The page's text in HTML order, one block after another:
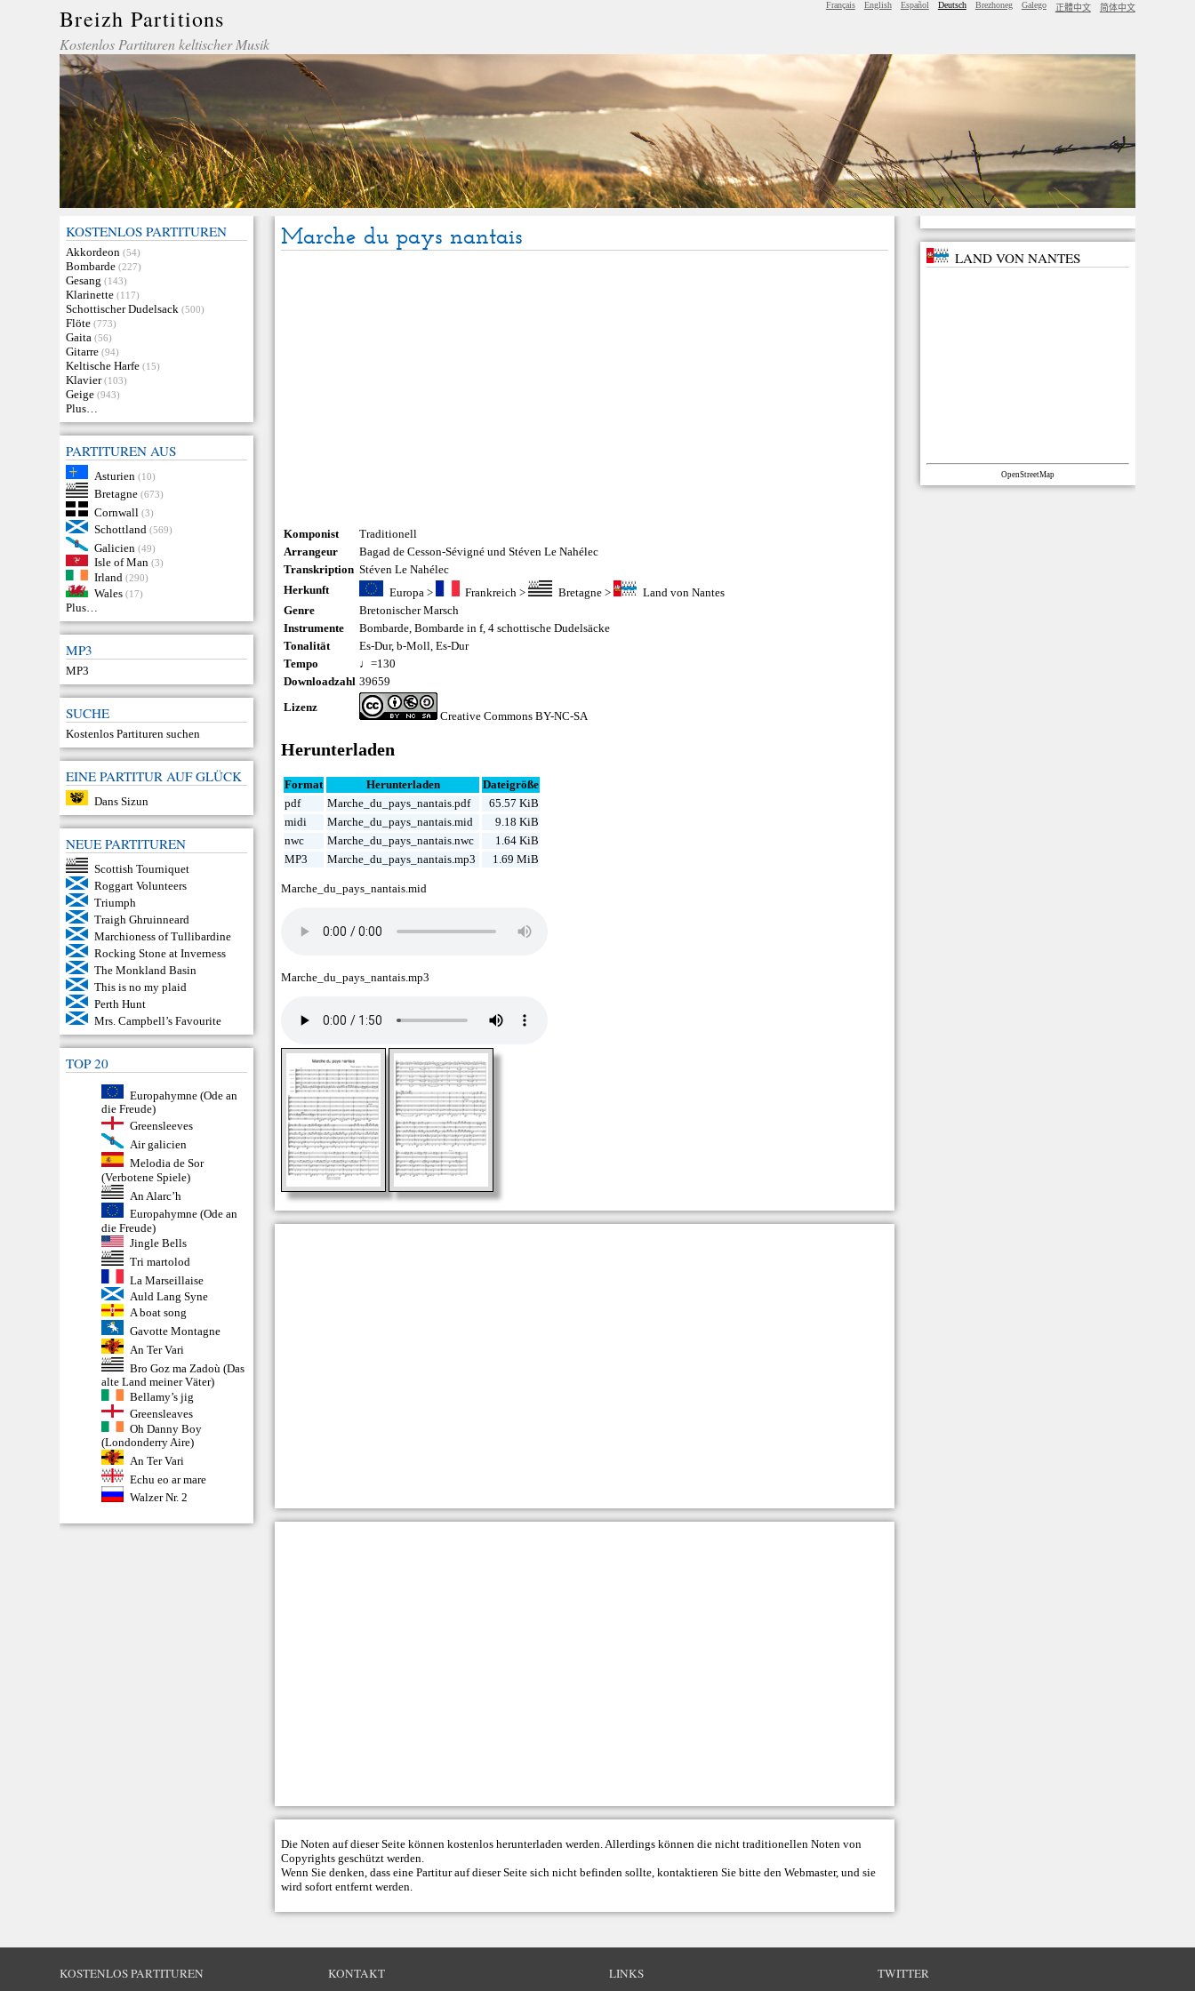
Breizh Partitions
Kostenlos Partituren keltischer Musik
Français English Español Deutsch Brezhoneg Galego 正體中文 简体中文
KOSTENLOS PARTITUREN
Akkordeon (54)
Bombarde (227)
Gesang (143)
Klarinette (117)
Schottischer Dudelsack (500)
Flöte (773)
Gaita (56)
Gitarre (94)
Keltische Harfe (15)
Klavier (103)
Geige (943)
Plus…
PARTITUREN AUS
Asturien (10)
Bretagne (673)
Cornwall (3)
Schottland (569)
Galicien (49)
Isle of Man (3)
Irland (290)
Wales (17)
Plus…
MP3
MP3
SUCHE
Kostenlos Partituren suchen
EINE PARTITUR AUF GLÜCK
Dans Sizun
NEUE PARTITUREN
Scottish Tourniquet
Roggart Volunteers
Triumph
Traigh Ghruinneard
Marchioness of Tullibardine
Rocking Stone at Inverness
The Monkland Basin
This is no my plaid
Perth Hunt
Mrs. Campbell’s Favourite
TOP 20
Europahymne (Ode an
die Freude)
Greensleeves
Air galicien
Melodia de Sor
(Verbotene Spiele)
An Alarc’h
Europahymne (Ode an
die Freude)
Jingle Bells
Tri martolod
La Marseillaise
Auld Lang Syne
A boat song
Gavotte Montagne
An Ter Vari
Bro Goz ma Zadoù (Das
alte Land meiner Väter)
Bellamy’s jig
Greensleaves
Oh Danny Boy
(Londonderry Aire)
An Ter Vari
Echu eo ar mare
Walzer Nr. 2
Marche du pays nantais
Komponist
Traditionell
Arrangeur
Bagad de Cesson-Sévigné und Stéven Le Nahélec
Transkription Stéven Le Nahélec
Herkunft
Europa > Frankreich > Bretagne>
Land von Nantes
Genre
Bretonischer Marsch
Instrumente
Bombarde ,Bombarde in f,4 schottische Dudelsäcke
Tonalität
Es-Dur, b-Moll, Es-Dur
Tempo
♩=130
Downloadzahl 39659
Lizenz
Creative Commons BY-NC-SA
Herunterladen
Format Herunterladen
Dateigröße
pdf
Marche_du_pays_nantais.pdf
65.57 KiB
midi
Marche_du_pays_nantais.mid
9.18 KiB
nwc
Marche_du_pays_nantais.nwc
1.64 KiB
MP3
Marche_du_pays_nantais.mp3 1.69 MiB
Marche_du_pays_nantais.mid
Marche_du_pays_nantais.mp3
Die Noten auf dieser Seite können kostenlos herunterladen werden. Allerdings können die nicht traditionellen Noten von
Copyrights geschützt werden.
Wenn Sie denken, dass eine Partitur auf dieser Seite sich nicht befinden sollte, kontaktieren Sie bitte denWebmaster, und sie
wird sofort entfernt werden.
LAND VON NANTES
OpenStreetMap
KOSTENLOS PARTITUREN KONTAKT LINKS TWITTER